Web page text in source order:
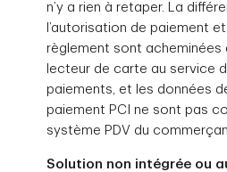
n’y a rien à retaper. La
l’autorisation de paiement
règlement sont acheminées
lecteur de carte au service
paiements, et les données
paiement PCI ne sont pas
système PDV du
Solution non intégrée ou